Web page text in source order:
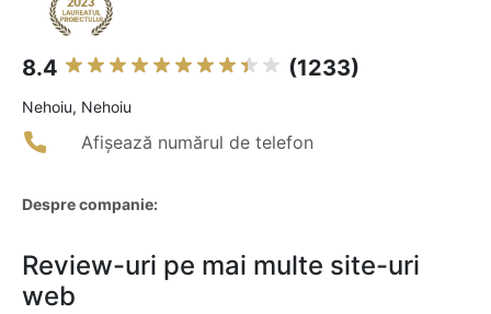
8.4 (1233)
Nehoiu, Nehoiu
Afișează numărul de telefon
Despre companie:
Review-uri pe mai multe site-uri
web